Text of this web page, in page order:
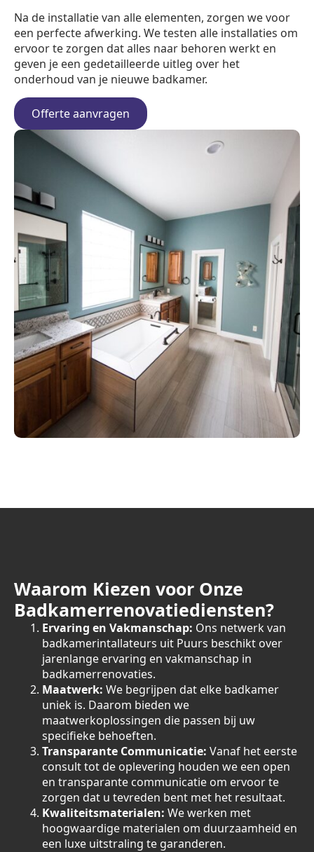
Na de installatie van alle elementen, zorgen we voor
een perfecte afwerking. We testen alle installaties om
ervoor te zorgen dat alles naar behoren werkt en
geven je een gedetailleerde uitleg over het
onderhoud van je nieuwe badkamer.
Offerte aanvragen
Waarom Kiezen voor Onze
Badkamerrenovatiediensten?
Ervaring en Vakmanschap: Ons netwerk van
badkamerintallateurs uit Puurs beschikt over
jarenlange ervaring en vakmanschap in
badkamerrenovaties.
Maatwerk: We begrijpen dat elke badkamer
uniek is. Daarom bieden we
maatwerkoplossingen die passen bij uw
specifieke behoeften.
Transparante Communicatie: Vanaf het eerste
consult tot de oplevering houden we een open
en transparante communicatie om ervoor te
zorgen dat u tevreden bent met het resultaat.
Kwaliteitsmaterialen: We werken met
hoogwaardige materialen om duurzaamheid en
een luxe uitstraling te garanderen.